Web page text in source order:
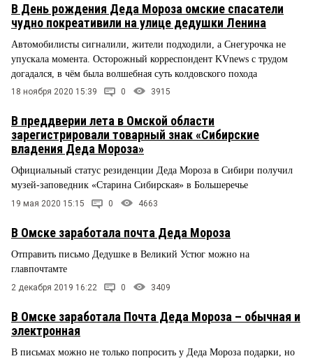
В День рождения Деда Мороза омские спасатели
чудно покреативили на улице дедушки Ленина
Автомобилисты сигналили, жители подходили, а Снегурочка не
упускала момента. Осторожный корреспондент KVnews с трудом
догадался, в чём была волшебная суть колдовского похода
18 ноября 2020 15:39 0 3915
В преддверии лета в Омской области
зарегистрировали товарный знак «Сибирские
владения Деда Мороза»
Официальный статус резиденции Деда Мороза в Сибири получил
музей-заповедник «Старина Сибирская» в Большеречье
19 мая 2020 15:15 0 4663
В Омске заработала почта Деда Мороза
Отправить письмо Дедушке в Великий Устюг можно на
главпочтамте
2 декабря 2019 16:22 0 3409
В Омске заработала Почта Деда Мороза – обычная и
электронная
В письмах можно не только попросить у Деда Мороза подарки, но